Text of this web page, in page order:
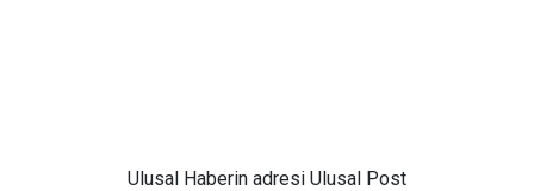
Ulusal Haberin adresi Ulusal Post